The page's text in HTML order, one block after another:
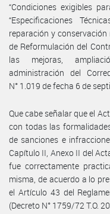
“Condiciones exigibles
“Especificaciones
reparación y
de Reformulación del
las mejoras,
administración del
N° 1.019 de fecha 6 de
Que cabe señalar que el
con todas las
de sanciones e
Capítulo II, Anexo II del
fue correctamente
misma, de acuerdo a lo
el Artículo 43 del
(Decreto N° 1759/72 T.O.